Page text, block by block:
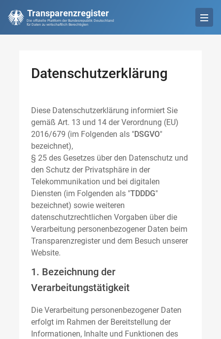
Transparenzregister
Die offizielle Plattform der Bundesrepublik Deutschland
für Daten zu wirtschaftlich Berechtigten
Datenschutzerklärung
Diese Datenschutzerklärung informiert Sie
gemäß Art. 13 und 14 der Verordnung (EU)
2016/679 (im Folgenden als "DSGVO"
bezeichnet),
§ 25 des Gesetzes über den Datenschutz und
den Schutz der Privatsphäre in der
Telekommunikation und bei digitalen
Diensten (im Folgenden als "TDDDG"
bezeichnet) sowie weiteren
datenschutzrechtlichen Vorgaben über die
Verarbeitung personenbezogener Daten beim
Transparenzregister und dem Besuch unserer
Website.
1. Bezeichnung der
Verarbeitungstätigkeit
Die Verarbeitung personenbezogener Daten
erfolgt im Rahmen der Bereitstellung der
Informationen, Inhalte und Funktionen des